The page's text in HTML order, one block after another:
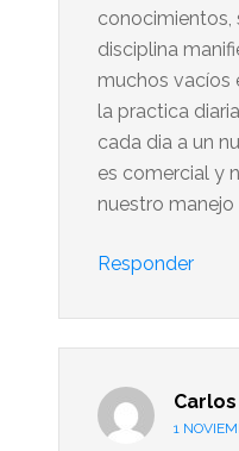
conocimientos,
disciplina
muchos vacíos
la practica
cada dia a un
es comercial y
nuestro manejo
Responder
1